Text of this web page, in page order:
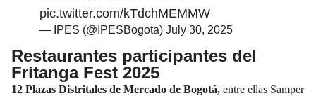
pic.twitter.com/kTdchMEMMW
— IPES (@IPESBogota) July 30, 2025
Restaurantes participantes del
Fritanga Fest 2025
12 Plazas Distritales de Mercado de Bogotá, entre ellas Samper